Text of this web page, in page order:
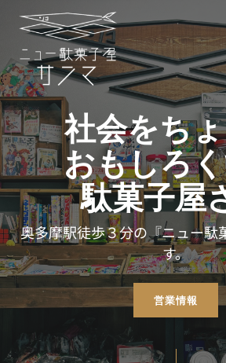
ス
キ
ッ
プ
社会をち
おもしろ
駄菓子屋
奥多摩駅徒歩３分の『ニュー駄
す。
営業情報